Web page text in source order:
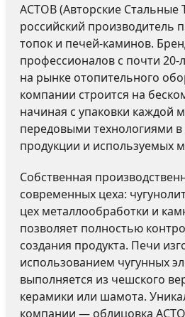
АСТОВ (Авторские
российский производитель
топок и печей-каминов.
профессионалов с почти
на рынке отопительного
компании строится на
начиная с упаковки каждой
передовыми технологиями
продукции и используемых
Собственная
современных цеха:
цех металлообработки и
позволяет полностью
создания продукта. Печи
использованием чугунных
выполняется из чешского
керамики или шамота.
компании — облицовка